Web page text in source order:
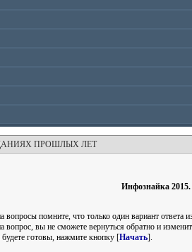
ПРОШЛЫХ ЛЕТ
Инфознайка
вопросы помните, что только один вариант ответа
вопрос, вы не сможете вернуться обратно и
готовы, нажмите кнопку [Начать].